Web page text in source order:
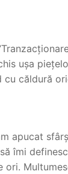
ușa
cu căldură
apucat
îmi
ori.